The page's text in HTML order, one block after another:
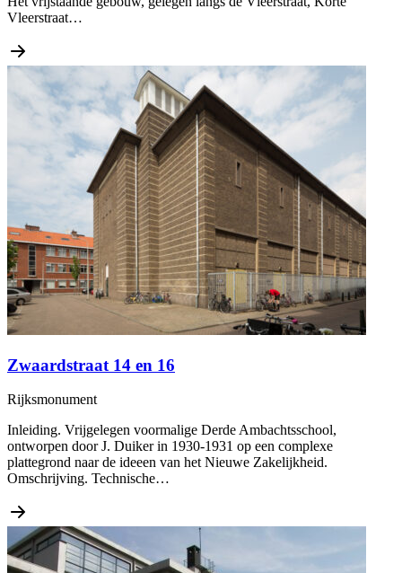
Vleerstraat…
Zwaardstraat 14 en 16
Rijksmonument
Inleiding. Vrijgelegen voormalige Derde Ambachtsschool,
ontworpen door J. Duiker in 1930-1931 op een complexe
plattegrond naar de ideeen van het Nieuwe Zakelijkheid.
Omschrijving. Technische…